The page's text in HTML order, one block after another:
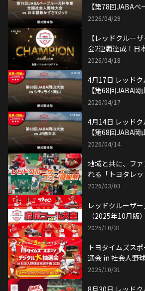
【第78回JABA
国社会人野球大会】
2026/04/29
【レッドクルー
会2連覇達成！日
獲得！
2026/04/18
4月17日 レッド
【第68回JABA岡
2026/04/17
4月14日 レッド
【第68回JABA岡
2026/04/14
地域と共に、フ
れる「トヨタレ
ァン感謝祭」が開
2026/03/03
レッドクルーザ
（2025年10月版）
2025/10/31
トヨタイムズス
選会 in 社会人野
2025/10/31
8月30日 レッド